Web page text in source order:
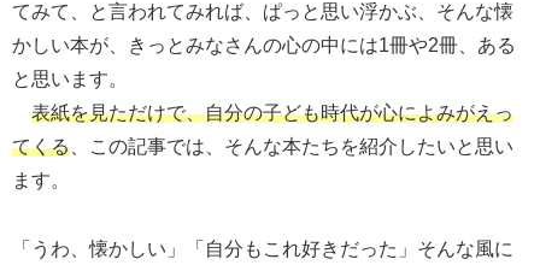
てみて、と言われてみれば、ぱっと思い浮かぶ、そんな懐
かしい本が、きっとみなさんの心の中には1冊や2冊、ある
と思います。
表紙を見ただけで、自分の子ども時代が心によみがえっ
てくる 、この記事では、そんな本たちを紹介したいと思い
ます。
「うわ、懐かしい」「自分もこれ好きだった」そんな風に